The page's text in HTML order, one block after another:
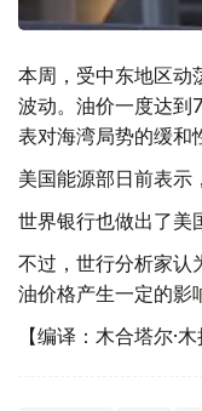
本周，受中东地区动
波动。油价一度达到
表对海湾局势的缓和
美国能源部日前表示
世界银行也做出了美
不过，世行分析家认
油价格产生一定的影
【编译：木合塔尔·木